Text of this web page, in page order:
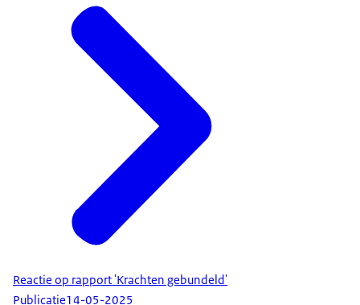
Reactie op rapport 'Krachten gebundeld'
Publicatie14-05-2025